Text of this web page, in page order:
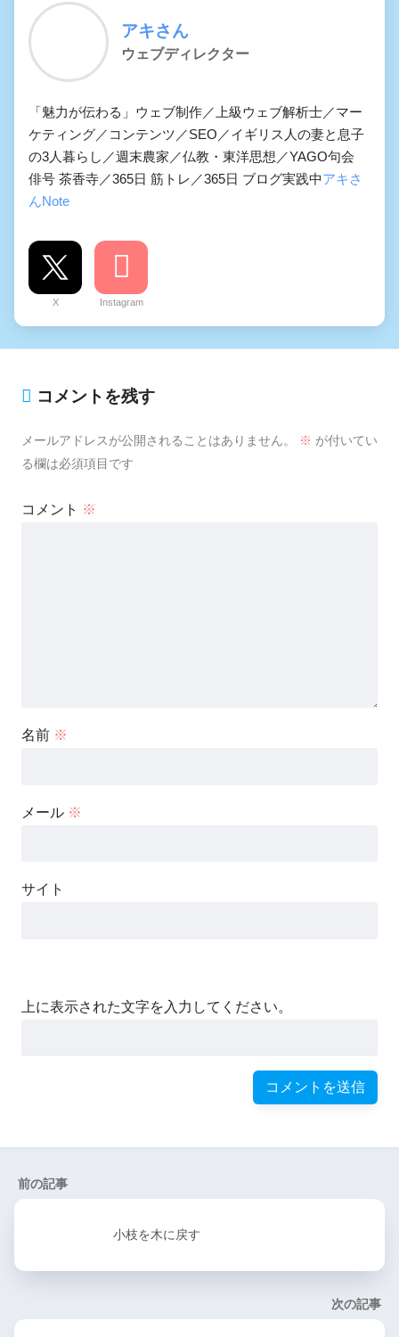
アキさん
ウェブディレクター
「魅力が伝わる」ウェブ制作／上級ウェブ解析士／マー
ケティング／コンテンツ／SEO／イギリス人の妻と息子
の3人暮らし／週末農家／仏教・東洋思想／YAGO句会
俳号 茶香寺／365日 筋トレ／365日 ブログ実践中アキさ
んNote
X Instagram
コメントを残す
メールアドレスが公開されることはありません。 ※ が付いてい
る欄は必須項目です
コメント ※
名前 ※
メール ※
サイト
上に表示された文字を入力してください。
前の記事
小枝を木に戻す
次の記事